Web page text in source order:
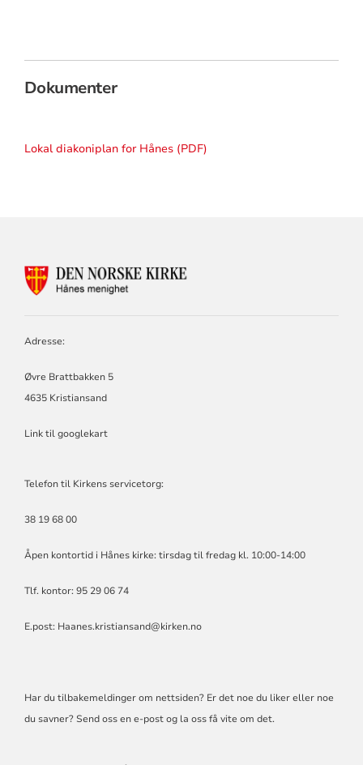
Dokumenter
Lokal diakoniplan for Hånes (PDF)
Adresse:
Øvre Brattbakken 5
4635 Kristiansand
Link til googlekart
Telefon til Kirkens servicetorg:
38 19 68 00
Åpen kontortid i Hånes kirke: tirsdag til fredag kl. 10:00-14:00
Tlf. kontor: 95 29 06 74
E.post: Haanes.kristiansand@kirken.no
Har du tilbakemeldinger om nettsiden? Er det noe du liker eller noe
du savner? Send oss en e-post og la oss få vite om det.